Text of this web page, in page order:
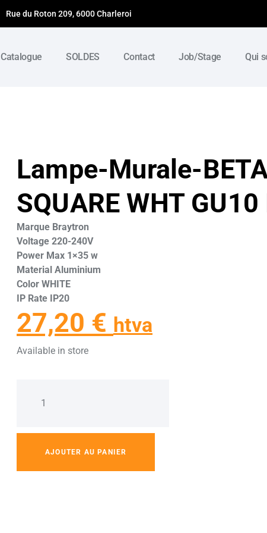
Rue du Roton 209, 6000 Charleroi
Catalogue SOLDES Contact Job/Stage Qui
Lampe-Murale-
SQUARE WHT
Marque Braytron
Voltage 220-240V
Power Max 1×35 w
Material Aluminium
Color WHITE
IP Rate IP20
27,20 € htva
Available in store
AJOUTER AU PANIER